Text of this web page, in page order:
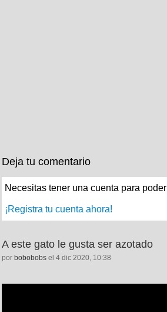
Deja tu comentario
Necesitas tener una cuenta para
¡Registra tu cuenta ahora!
A este gato le gusta ser azotado
por bobobobs el 4 dic 2020, 10:38